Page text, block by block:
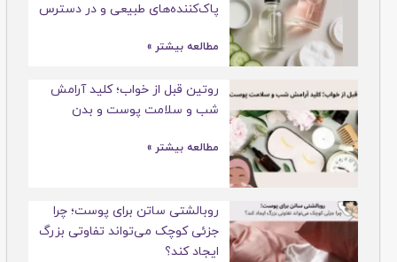
پاک‌کننده‌های طبیعی و در دسترس
مطالعه بیشتر »
روتین قبل از خواب؛ کلید آرامش
شب و سلامت پوست و بدن
مطالعه بیشتر »
روبالشتی ساتن برای پوست؛ چرا
جزئی کوچک می‌تواند تفاوتی بزرگ
ایجاد کند؟